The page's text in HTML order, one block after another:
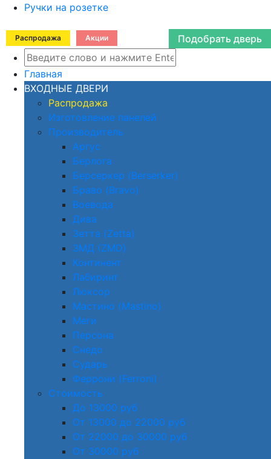
Ручки на розетке
Распродажа Акции Подобрать дверь
Главная
ВХОДНЫЕ ДВЕРИ
Распродажа
Изготовление панелей
Производитель
Аргус
Берлога
Берсеркер (Berserker)
Браво (Bravo)
Воевода
Дива
Зетта (Zetta)
ЗМД (ZMD)
Континент
Лабиринт
Люксор
Мастино (Mastino)
Меги
Персона
Снедо
Сударь
Феррони (Ferroni)
Стоимость
До 13000 руб
От 13000 до 22000 руб
От 22000 до 30000 руб
От 30000 руб